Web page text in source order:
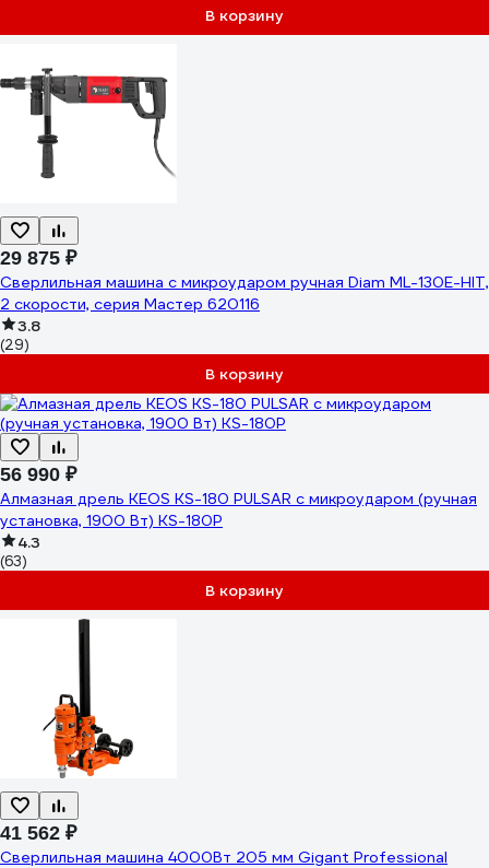
В корзину
29 875 ₽
Сверлильная машина с микроударом ручная Diam ML-130E-HIT,
2 скорости, серия Мастер 620116
3.8
(29)
В корзину
56 990 ₽
Алмазная дрель KEOS KS-180 PULSAR с микроударом (ручная
установка, 1900 Вт) KS-180P
4.3
(63)
В корзину
41 562 ₽
Cверлильная машина 4000Вт 205 мм Gigant Professional